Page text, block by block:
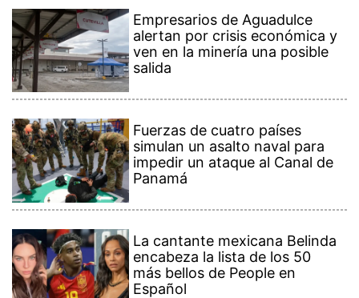
Empresarios de Aguadulce
alertan por crisis económica y
ven en la minería una posible
salida
Fuerzas de cuatro países
simulan un asalto naval para
impedir un ataque al Canal de
Panamá
La cantante mexicana Belinda
encabeza la lista de los 50
más bellos de People en
Español